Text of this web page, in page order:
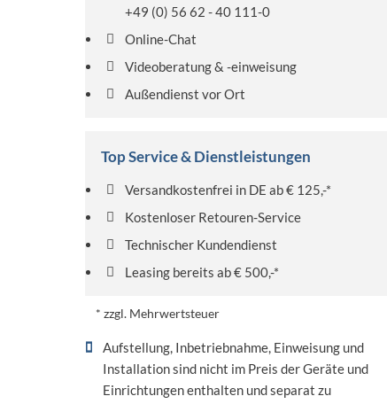
+49 (0) 56 62 - 40 111-0
Online-Chat
Videoberatung & -einweisung
Außendienst vor Ort
Top Service & Dienstleistungen
Versandkostenfrei in DE ab € 125,-*
Kostenloser Retouren-Service
Technischer Kundendienst
Leasing bereits ab € 500,-*
* zzgl. Mehrwertsteuer
Aufstellung, Inbetriebnahme, Einweisung und
Installation sind nicht im Preis der Geräte und
Einrichtungen enthalten und separat zu